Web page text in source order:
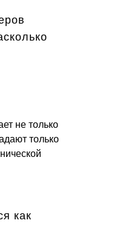
не только
только
как